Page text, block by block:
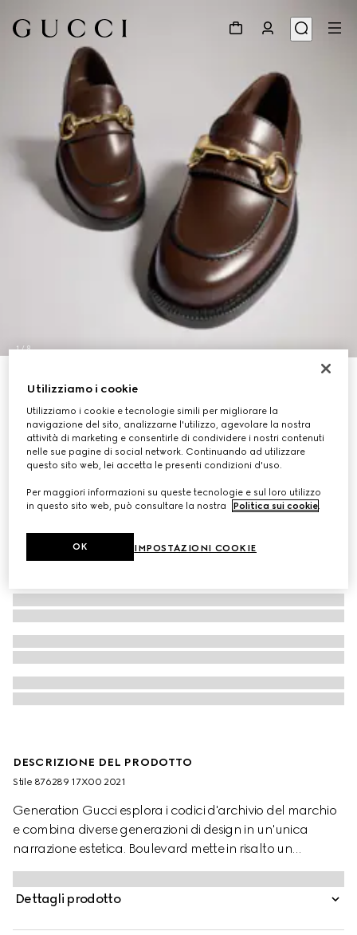
1/8
DESCRIZIONE DEL PRODOTTO
Stile ‎876289 17X00 2021
Generation Gucci esplora i codici d'archivio del marchio
e combina diverse generazioni di design in un'unica
narrazione estetica. Boulevard mette in risalto un
Morsetto oversize, reinterpretando un codice
emblematico in chiave più audace su silhouette eleganti.
Dettagli prodotto
Utilizziamo i cookie
Utilizziamo i cookie e tecnologie simili per migliorare la
navigazione del sito, analizzarne l'utilizzo, agevolare la nostra
attività di marketing e consentirle di condividere i nostri contenuti
nelle sue pagine di social network. Continuando ad utilizzare
questo sito web, lei accetta le presenti condizioni d'uso.
Per maggiori informazioni su queste tecnologie e sul loro utilizzo
in questo sito web, può consultare la nostra
Politica sui cookie.
IMPOSTAZIONI COOKIE
OK